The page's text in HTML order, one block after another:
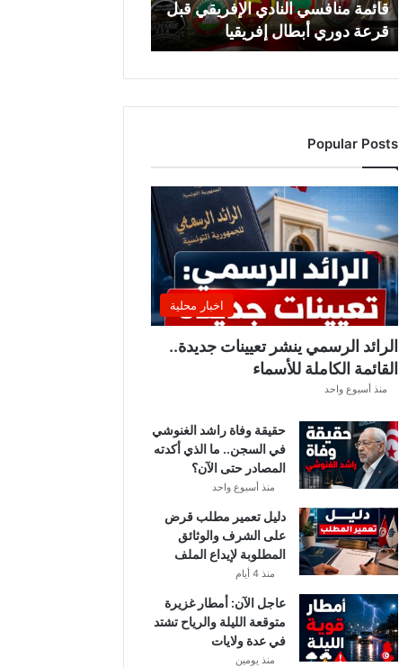
ف
س
ي
ن
د
ي
ا
ف
ر
ي
ق
ي
ب
ل
ع
ة
د
و
ر
ي
أ
ب
ا
ل
إ
ف
قائمة منافسي النادي الإفريقي قبل
قرعة دوري أبطال إفريقيا
Popular Posts
اخبار محلية
الرائد الرسمي ينشر تعيينات جديدة..
القائمة الكاملة للأسماء
منذ أسبوع واحد
حقيقة وفاة راشد الغنوشي
في السجن.. ما الذي أكدته
المصادر حتى الآن؟
منذ أسبوع واحد
دليل تعمير مطلب قرض
على الشرف والوثائق
المطلوبة لإيداع الملف
منذ 4 أيام
عاجل الآن: أمطار غزيرة
متوقعة الليلة والرياح تشتد
في عدة ولايات
منذ يومين